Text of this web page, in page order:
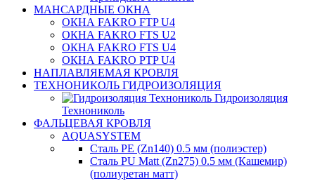
МАНСАРДНЫЕ ОКНА
ОКНА FAKRO FTP U4
ОКНА FAKRO FTS U2
ОКНА FAKRO FTS U4
ОКНА FAKRO PTP U4
НАПЛАВЛЯЕМАЯ КРОВЛЯ
ТЕХНОНИКОЛЬ ГИДРОИЗОЛЯЦИЯ
Гидроизоляция
Технониколь
ФАЛЬЦЕВАЯ КРОВЛЯ
AQUASYSTEM
Сталь PE (Zn140) 0.5 мм (полиэстер)
Сталь PU Matt (Zn275) 0.5 мм (Кашемир)
(полиуретан матт)